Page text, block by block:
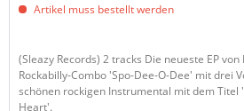
Artikel muss bestellt werden
(Sleazy Records) 2 tracks Die neueste EP
Rockabilly-Combo 'Spo-Dee-O-Dee' mit drei
schönen rockigen Instrumental mit dem Titel
Heart'.